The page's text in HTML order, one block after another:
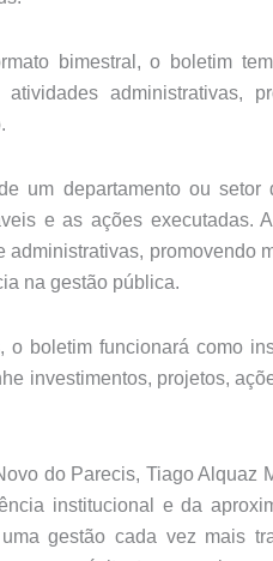
bimestral, o boletim
administrativas,
um departamento ou setor
e as ações executadas.
promovendo
na gestão pública.
boletim funcionará como
investimentos, projetos,
do Parecis, Tiago Alquaz
institucional e da
gestão cada vez mais